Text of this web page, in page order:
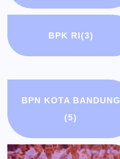
BPK RI(3)
BPN KOTA BANDUNG
(5)